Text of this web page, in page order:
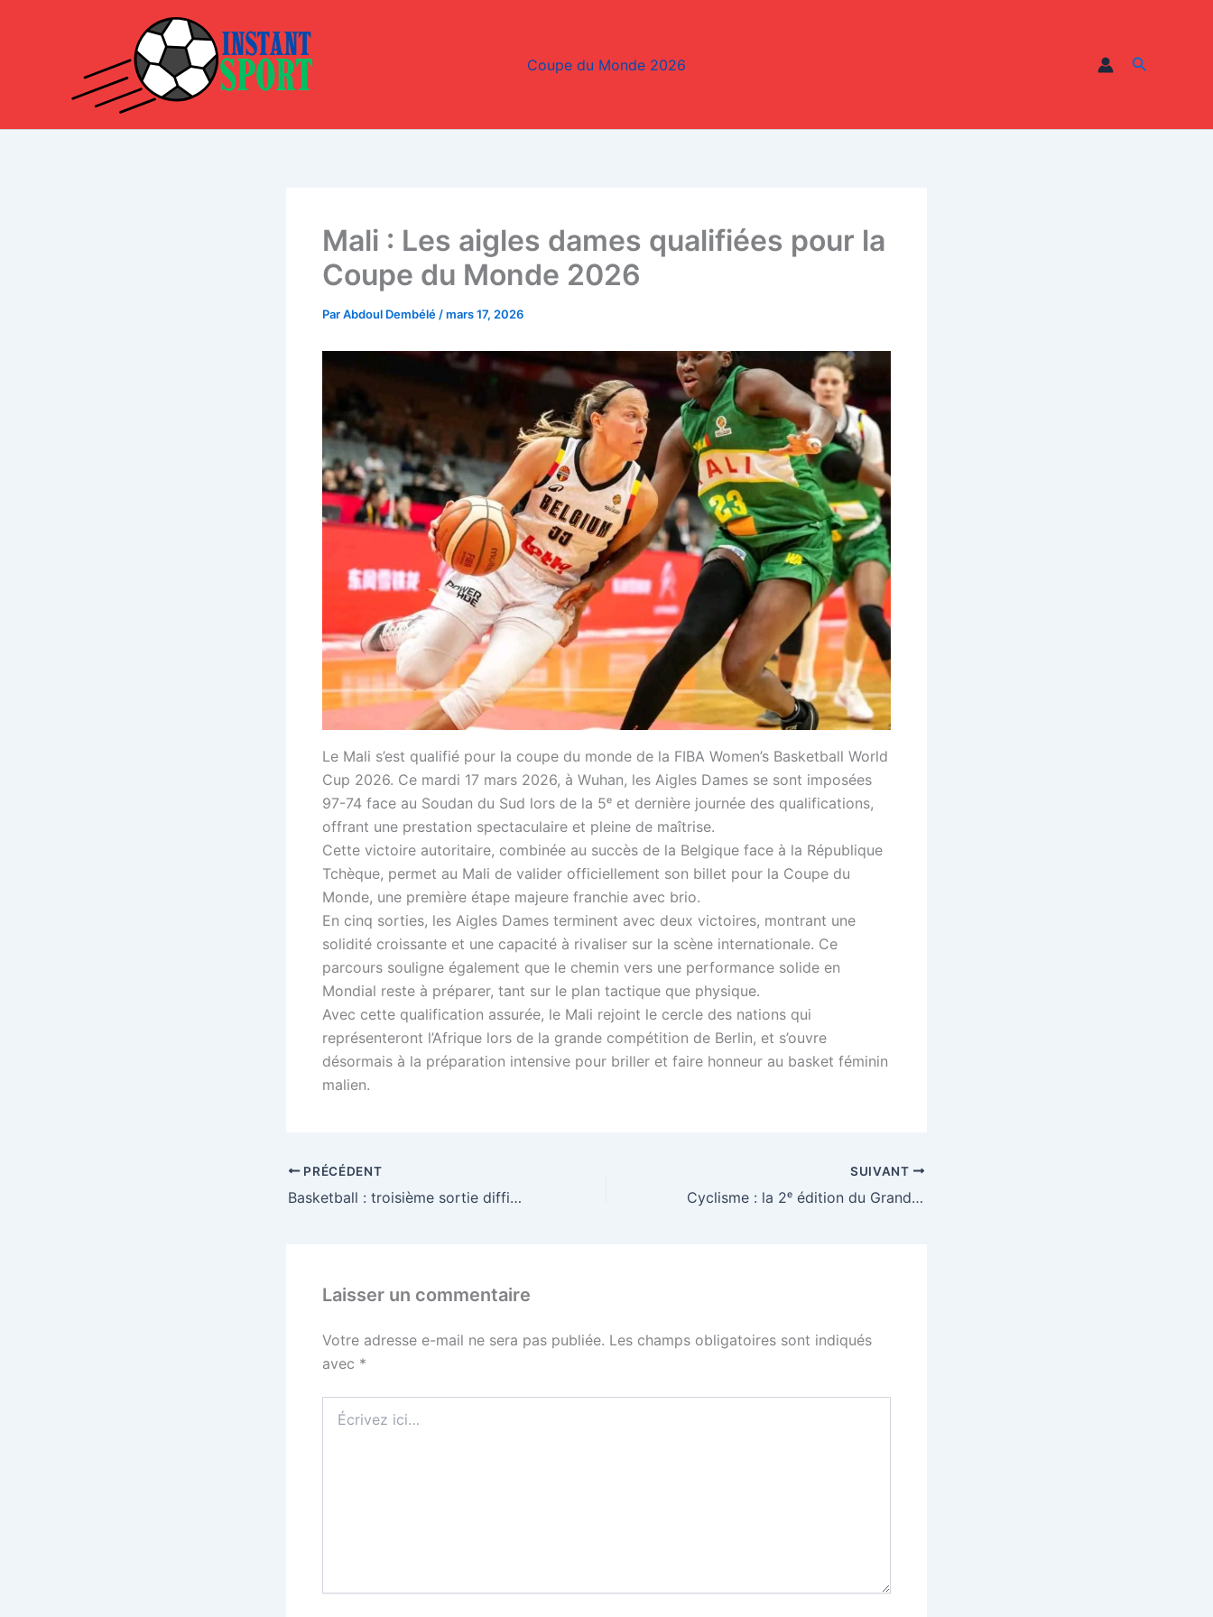
Coupe du Monde 2026
Mali : Les aigles dames qualifiées pour la
Coupe du Monde 2026
ParAbdoul Dembélé /mars 17, 2026
Le Mali s’est qualifié pour la coupe du monde de la FIBA Women’s Basketball World
Cup 2026. Ce mardi 17 mars 2026, à Wuhan, les Aigles Dames se sont imposées
97-74 face au Soudan du Sud lors de la 5ᵉ et dernière journée des qualifications,
offrant une prestation spectaculaire et pleine de maîtrise.
Cette victoire autoritaire, combinée au succès de la Belgique face à la République
Tchèque, permet au Mali de valider officiellement son billet pour la Coupe du
Monde, une première étape majeure franchie avec brio.
En cinq sorties, les Aigles Dames terminent avec deux victoires, montrant une
solidité croissante et une capacité à rivaliser sur la scène internationale. Ce
parcours souligne également que le chemin vers une performance solide en
Mondial reste à préparer, tant sur le plan tactique que physique.
Avec cette qualification assurée, le Mali rejoint le cercle des nations qui
représenteront l’Afrique lors de la grande compétition de Berlin, et s’ouvre
désormais à la préparation intensive pour briller et faire honneur au basket féminin
malien.
PRÉCÉDENT
Basketball : troisième sortie difficile pour les Aigles Dames face à la Belgique
SUIVANT
Cyclisme : la 2ᵉ édition du Grand Prix de l’ORTM annoncée pour le 11 avril
Laisser un commentaire
Votre adresse e-mail ne sera pas publiée. Les champs obligatoires sont indiqués
avec *
ici…